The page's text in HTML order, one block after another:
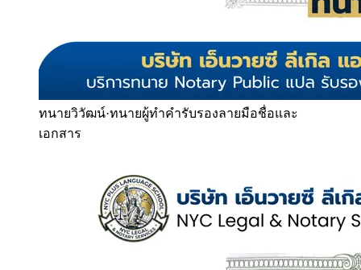
ทนายวิวัฒน์·ทนายผู้ทำคำรับรองลายมือชื่อและ
เอกสาร